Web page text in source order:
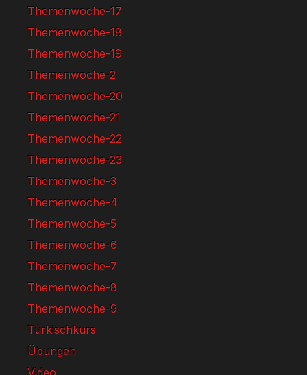
Themenwoche-17
Themenwoche-18
Themenwoche-19
Themenwoche-2
Themenwoche-20
Themenwoche-21
Themenwoche-22
Themenwoche-23
Themenwoche-3
Themenwoche-4
Themenwoche-5
Themenwoche-6
Themenwoche-7
Themenwoche-8
Themenwoche-9
Türkischkurs
Übungen
Video